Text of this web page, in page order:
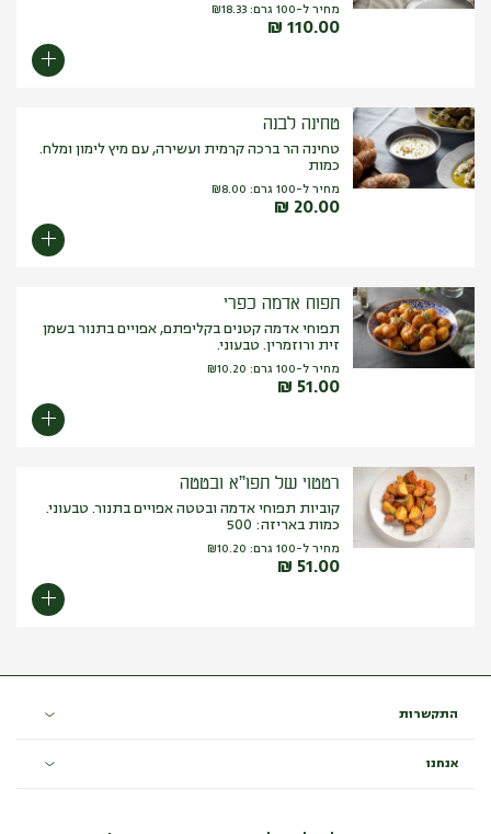
מחיר ל-100 גרם: ₪18.33
₪ 110.00
טחינה לבנה
טחינה הר ברכה קרמית ועשירה, עם מיץ לימון ומלח.
כמות
מחיר ל-100 גרם: ₪8.00
₪ 20.00
תפוח אדמה כפרי
תפוחי אדמה קטנים בקליפתם, אפויים בתנור בשמן
זית ורוזמרין. טבעוני.
מחיר ל-100 גרם: ₪10.20
₪ 51.00
רטטוי של תפו”א ובטטה
קוביות תפוחי אדמה ובטטה אפויים בתנור. טבעוני.
כמות באריזה: 500
מחיר ל-100 גרם: ₪10.20
₪ 51.00
התקשרות
אנחנו